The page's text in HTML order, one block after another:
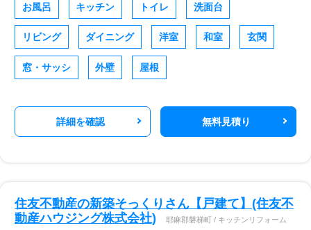
お風呂 キッチン トイレ 洗面台
リビング ダイニング 洋室 和室 玄関
窓・サッシ 外壁 屋根
詳細を確認 無料見積り
住友不動産の新築そっくりさん【戸建て】(住友不
動産ハウジング株式会社)
耶麻郡磐梯町 / キッチンリフォーム